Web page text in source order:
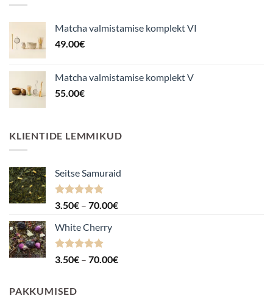
Matcha valmistamise komplekt VI
49.00€
Matcha valmistamise komplekt V
55.00€
KLIENTIDE LEMMIKUD
Seitse Samuraid
Hinnanguga
3.50€ – 70.00€Hinnavahemik:
White Cherry
Hinnanguga
3.50€ – 70.00€Hinnavahemik:
PAKKUMISED